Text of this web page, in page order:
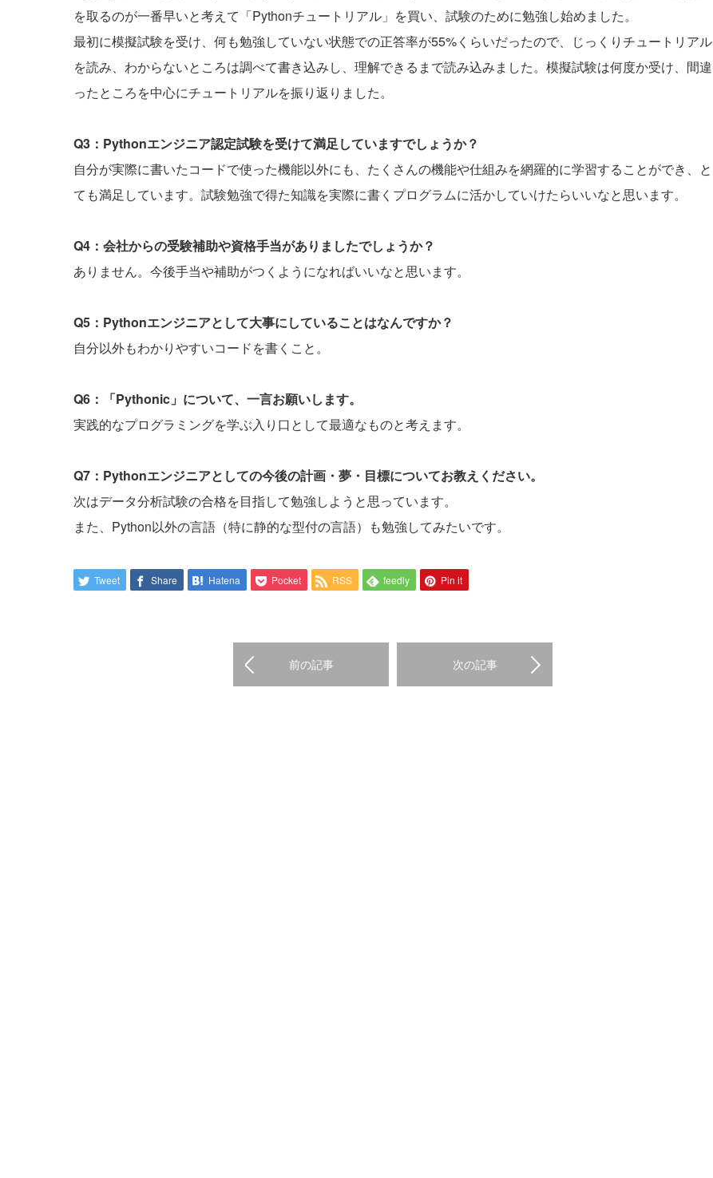
を取るのが一番早いと考えて「Pythonチュートリアル」を買い、試験のために勉強し始めました。
最初に模擬試験を受け、何も勉強していない状態での正答率が55%くらいだったので、じっくりチュートリアル
を読み、わからないところは調べて書き込みし、理解できるまで読み込みました。模擬試験は何度か受け、間違
ったところを中心にチュートリアルを振り返りました。
Q3：Pythonエンジニア認定試験を受けて満足していますでしょうか？
自分が実際に書いたコードで使った機能以外にも、たくさんの機能や仕組みを網羅的に学習することができ、と
ても満足しています。試験勉強で得た知識を実際に書くプログラムに活かしていけたらいいなと思います。
Q4：会社からの受験補助や資格手当がありましたでしょうか？
ありません。今後手当や補助がつくようになればいいなと思います。
Q5：Pythonエンジニアとして大事にしていることはなんですか？
自分以外もわかりやすいコードを書くこと。
Q6：「Pythonic」について、一言お願いします。
実践的なプログラミングを学ぶ入り口として最適なものと考えます。
Q7：Pythonエンジニアとしての今後の計画・夢・目標についてお教えください。
次はデータ分析試験の合格を目指して勉強しようと思っています。
また、Python以外の言語（特に静的な型付の言語）も勉強してみたいです。
Tweet Share Hatena Pocket RSS feedly Pin it
前の記事 次の記事